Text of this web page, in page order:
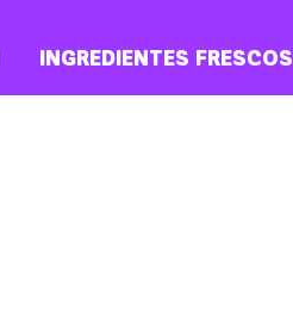
INGREDIENTES FRESCOS